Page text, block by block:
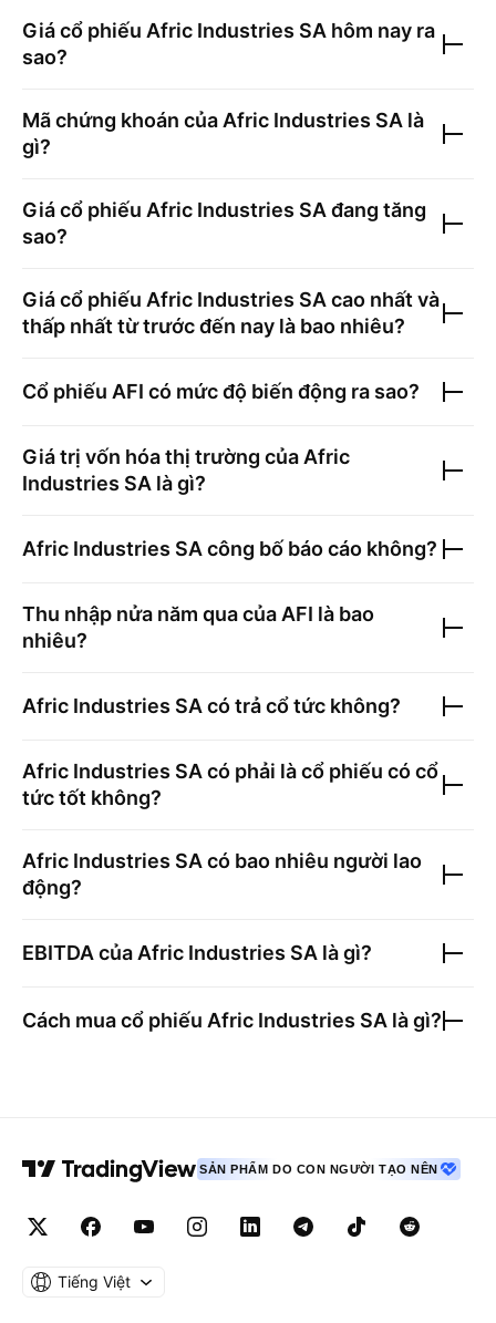
Giá cổ phiếu Afric Industries SA hôm nay ra
sao?
Mã chứng khoán của Afric Industries SA là
gì?
Giá cổ phiếu Afric Industries SA đang tăng
sao?
Giá cổ phiếu Afric Industries SA cao nhất và
thấp nhất từ trước đến nay là bao nhiêu?
Cổ phiếu AFI có mức độ biến động ra sao?
Giá trị vốn hóa thị trường của Afric
Industries SA là gì?
Afric Industries SA công bố báo cáo không?
Thu nhập nửa năm qua của AFI là bao
nhiêu?
Afric Industries SA có trả cổ tức không?
Afric Industries SA có phải là cổ phiếu có cổ
tức tốt không?
Afric Industries SA có bao nhiêu người lao
động?
EBITDA của Afric Industries SA là gì?
Cách mua cổ phiếu Afric Industries SA là gì?
SẢN PHẨM DO CON NGƯỜI TẠO NÊN
Tiếng Việt